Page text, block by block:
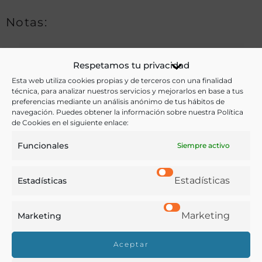
Respetamos tu privacidad
Esta web utiliza cookies propias y de terceros con una finalidad
técnica, para analizar nuestros servicios y mejorarlos en base a tus
preferencias mediante un análisis anónimo de tus hábitos de
navegación. Puedes obtener la información sobre nuestra Política
de Cookies en el siguiente enlace:
Funcionales Siempre activo
Estadísticas Estadísticas
Marketing Marketing
Aceptar
Notas:
Ver más libros de estas materias:
Agricultura ,Historia
Ver más libros con las palabras clave:
Agricultura,Colunga (Concejo) Conferencias,